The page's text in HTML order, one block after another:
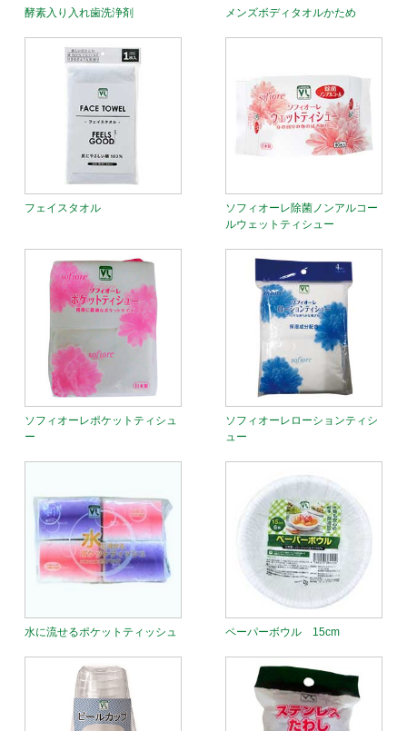
酵素入り入れ歯洗浄剤 メンズボディタオルかため
フェイスタオル
ソフィオーレ除菌ノンアルコー
ルウェットティシュー
ソフィオーレポケットティシュ
ー
ソフィオーレローションティシ
ュー
水に流せるポケットティッシュ ペーパーボウル 15cm